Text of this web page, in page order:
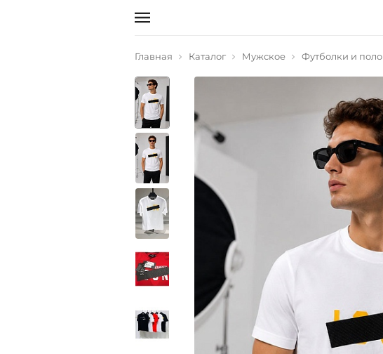
Главная Каталог Мужское Футболки и поло